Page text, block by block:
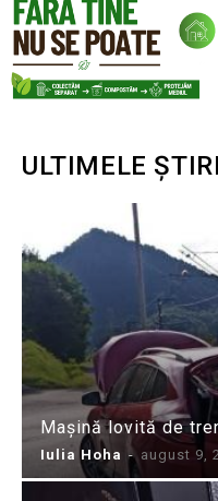
ULTIMELE ȘTIRI
Mașină lovită de
Iulia Hoha - august 9,